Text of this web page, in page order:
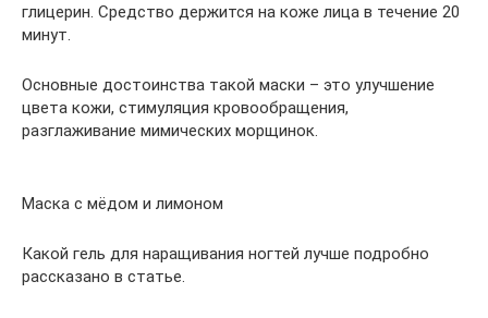
глицерин. Средство держится на коже лица в течение 20
минут.
Основные достоинства такой маски – это улучшение
цвета кожи, стимуляция кровообращения,
разглаживание мимических морщинок.
Маска с мёдом и лимоном
Какой гель для наращивания ногтей лучше подробно
рассказано в статье.